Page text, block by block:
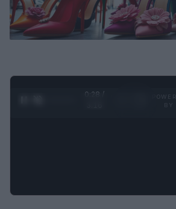
0:29 /